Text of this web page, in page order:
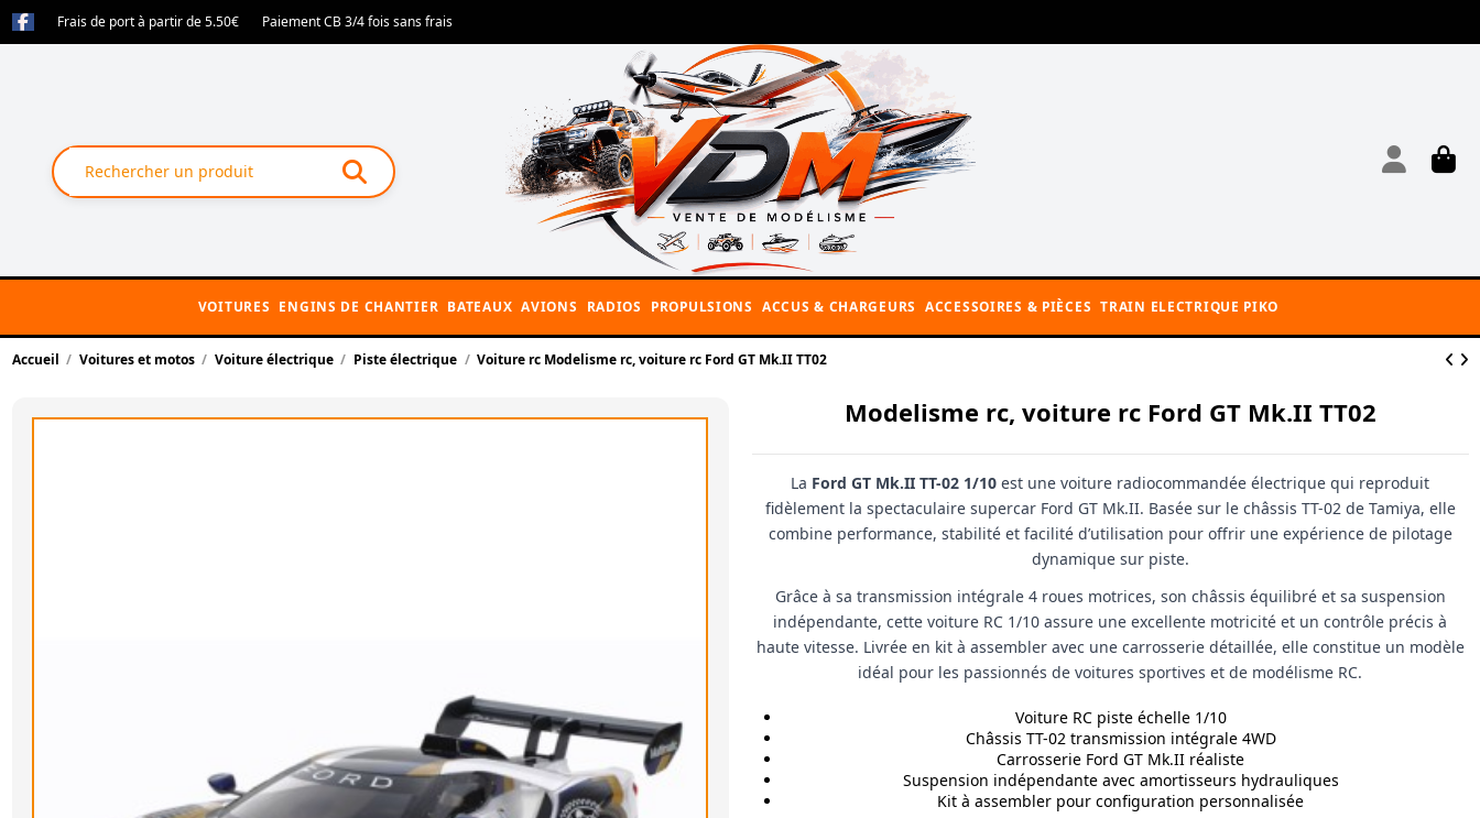
Frais de port à partir de 5.50€ Paiement CB 3/4 fois sans frais
VOITURES ENGINS DE CHANTIER BATEAUX AVIONS RADIOS PROPULSIONS ACCUS & CHARGEURS ACCESSOIRES & PIÈCES TRAIN ELECTRIQUE PIKO
Accueil Voitures et motos Voiture électrique Piste électrique Voiture rc Modelisme rc, voiture rc Ford GT Mk.II TT02
Modelisme rc, voiture rc Ford GT Mk.II TT02
La Ford GT Mk.II TT-02 1/10 est une voiture radiocommandée électrique qui reproduit
fidèlement la spectaculaire supercar Ford GT Mk.II. Basée sur le châssis TT-02 de Tamiya, elle
combine performance, stabilité et facilité d’utilisation pour offrir une expérience de pilotage
dynamique sur piste.
Grâce à sa transmission intégrale 4 roues motrices, son châssis équilibré et sa suspension
indépendante, cette voiture RC 1/10 assure une excellente motricité et un contrôle précis à
haute vitesse. Livrée en kit à assembler avec une carrosserie détaillée, elle constitue un modèle
idéal pour les passionnés de voitures sportives et de modélisme RC.
Voiture RC piste échelle 1/10
Châssis TT-02 transmission intégrale 4WD
Carrosserie Ford GT Mk.II réaliste
Suspension indépendante avec amortisseurs hydrauliques
Kit à assembler pour configuration personnalisée